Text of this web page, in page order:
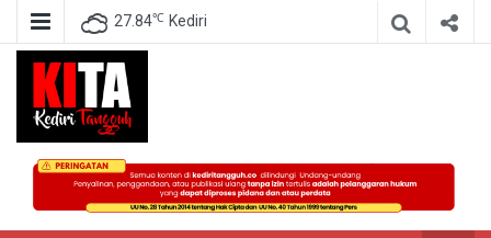
27.84℃ Kediri
Kediri Tangguh
Berita Akurat Terpercaya